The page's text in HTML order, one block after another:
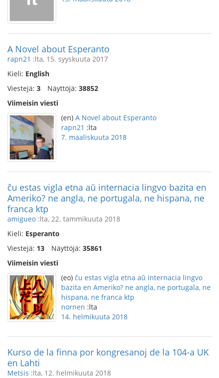
A Novel about Esperanto
rapn21 :lta, 15. syyskuuta 2017
Kieli: English
Viestejä: 3 Näyttöjä: 38852
Viimeisin viesti
(en) A Novel about Esperanto
rapn21 :lta
7. maaliskuuta 2018
ĉu estas vigla etna aŭ internacia lingvo bazita en
Ameriko? ne angla, ne portugala, ne hispana, ne
franca ktp
amigueo :lta, 22. tammikuuta 2018
Kieli: Esperanto
Viestejä: 13 Näyttöjä: 35861
Viimeisin viesti
(eo) ĉu estas vigla etna aŭ internacia lingvo
bazita en Ameriko? ne angla, ne portugala, ne
hispana, ne franca ktp
nornen :lta
14. helmikuuta 2018
Kurso de la finna por kongresanoj de la 104-a UK
en Lahti
Metsis :lta, 12. helmikuuta 2018